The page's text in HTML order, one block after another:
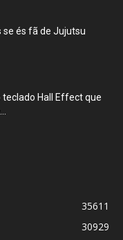
se és fã de Jujutsu
teclado Hall Effect que
35611
30929